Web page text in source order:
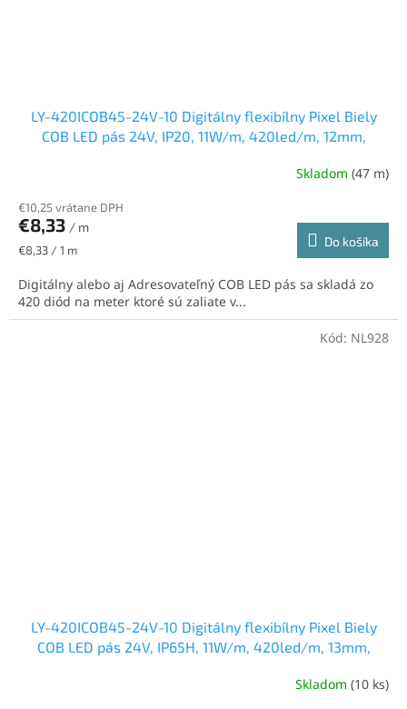
LY-420ICOB45-24V-10 Digitálny flexibílny Pixel Biely
COB LED pás 24V, IP20, 11W/m, 420led/m, 12mm,
Skladom (47 m)
€10,25 vrátane DPH
€8,33 / m
Jednotková
€8,33 / 1 m
Do košíka
Digitálny alebo aj Adresovateľný COB LED pás sa skladá zo
420 diód na meter ktoré sú zaliate v...
LY-420ICOB45-24V-10 Digitálny flexibílny Pixel Biely
COB LED pás 24V, IP65H, 11W/m, 420led/m, 13mm,
Skladom (10 ks)
Kód: NL928